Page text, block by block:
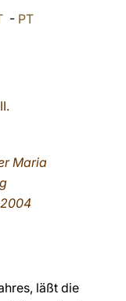
LATINE
- PT
Maria
läßt die